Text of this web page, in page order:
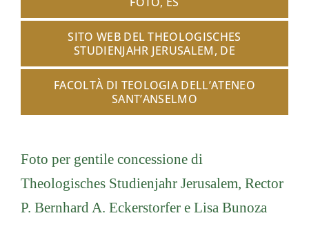
SITO WEB DEL THEOLOGISCHES
STUDIENJAHR JERUSALEM, DE
FACOLTÀ DI TEOLOGIA DELL’ATENEO
SANT’ANSELMO
Foto per gentile concessione di
Theologisches Studienjahr Jerusalem, Rector
P. Bernhard A. Eckerstorfer e Lisa Bunoza